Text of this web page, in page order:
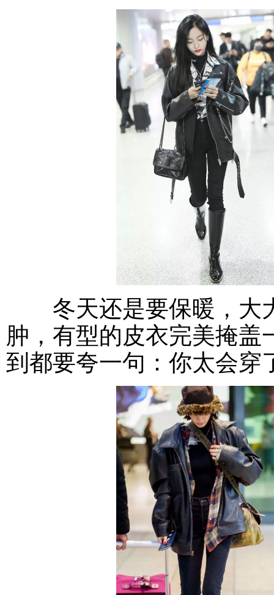
冬天还是要保暖，大
肿，有型的皮衣完美掩盖
到都要夸一句：你太会穿